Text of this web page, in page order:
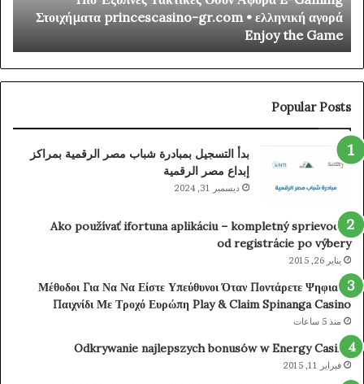
princescasino-
gr.com
•
ελληνική
αγορά
Enjoy
Game
Στοιχήματα princescasino-gr.com • ελληνική αγορά
Enjoy the Game
_
Popular Posts
بدأ التسجيل بمبادرة شباب مصر الرقمية بمراكز
إبداع مصر الرقمية
ديسمبر 31, 2024
Ako používať ifortuna aplikáciu – kompletný sprievodca
od registrácie po výbery
يناير 26, 2015
Μέθοδοι Για Να Να Είστε Υπεύθυνοι Όταν Ποντάρετε Ψηφιακά
Παιχνίδι Με Τροχό Ευρώπη Play & Claim Spinanga Casino
منذ 5 ساعات
Odkrywanie najlepszych bonusów w Energy Casino
فبراير 11, 2015